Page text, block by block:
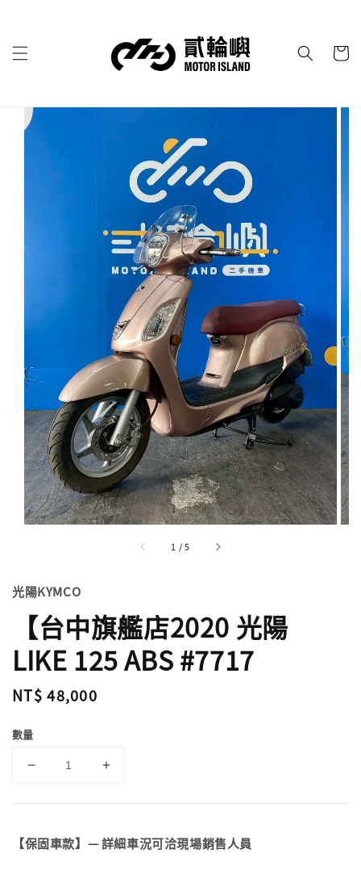
1 /5
光陽KYMCO
【台中旗艦店2020 光陽
LIKE 125 ABS #7717
Regular
NT$ 48,000
數量
【保固車款】— 詳細車況可洽現場銷售人員